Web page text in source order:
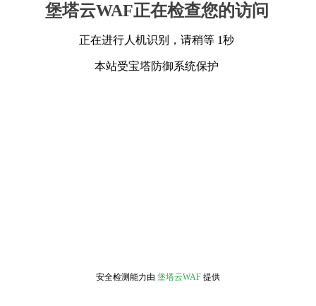
堡塔云WAF正在检查您的访问
正在进行人机识别，请稍等 1秒
本站受宝塔防御系统保护
安全检测能力由 堡塔云WAF 提供